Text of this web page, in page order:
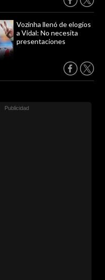
Vozinha llenó de elogios
a Vidal: No necesita
presentaciones